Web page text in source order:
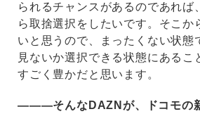
られるチャンスがあるのであれば
ら取捨選択をしたいです。そこか
いと思うので、まったくない状態
見ないか選択できる状態にあるこ
すごく豊かだと思います。
―――そんなDAZNが、ドコモの